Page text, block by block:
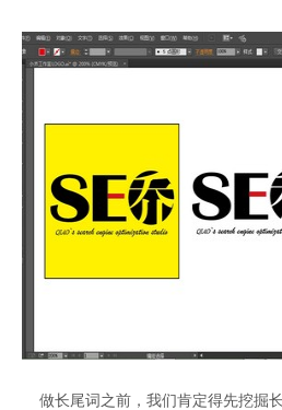
做长尾词之前，我们肯定得先挖掘